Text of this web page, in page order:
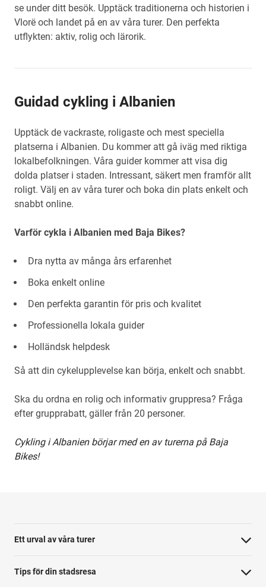
se under ditt besök. Upptäck traditionerna och historien i
Vlorë och landet på en av våra turer. Den perfekta
utflykten: aktiv, rolig och lärorik.
Guidad cykling i Albanien
Upptäck de vackraste, roligaste och mest speciella
platserna i Albanien. Du kommer att gå iväg med riktiga
lokalbefolkningen. Våra guider kommer att visa dig
dolda platser i staden. Intressant, säkert men framför allt
roligt. Välj en av våra turer och boka din plats enkelt och
snabbt online.
Varför cykla i Albanien med Baja Bikes?
Dra nytta av många års erfarenhet
Boka enkelt online
Den perfekta garantin för pris och kvalitet
Professionella lokala guider
Holländsk helpdesk
Så att din cykelupplevelse kan börja, enkelt och snabbt.
Ska du ordna en rolig och informativ gruppresa? Fråga
efter grupprabatt, gäller från 20 personer.
Cykling i Albanien börjar med en av turerna på Baja
Bikes!
Ett urval av våra turer
Tips för din stadsresa